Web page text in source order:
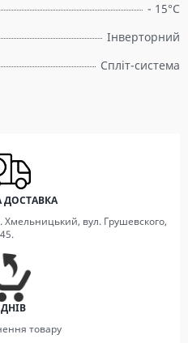
- 15°C
Інверторний
Спліт-система
Хмельницький, вул. Грушевского,
45.
товару